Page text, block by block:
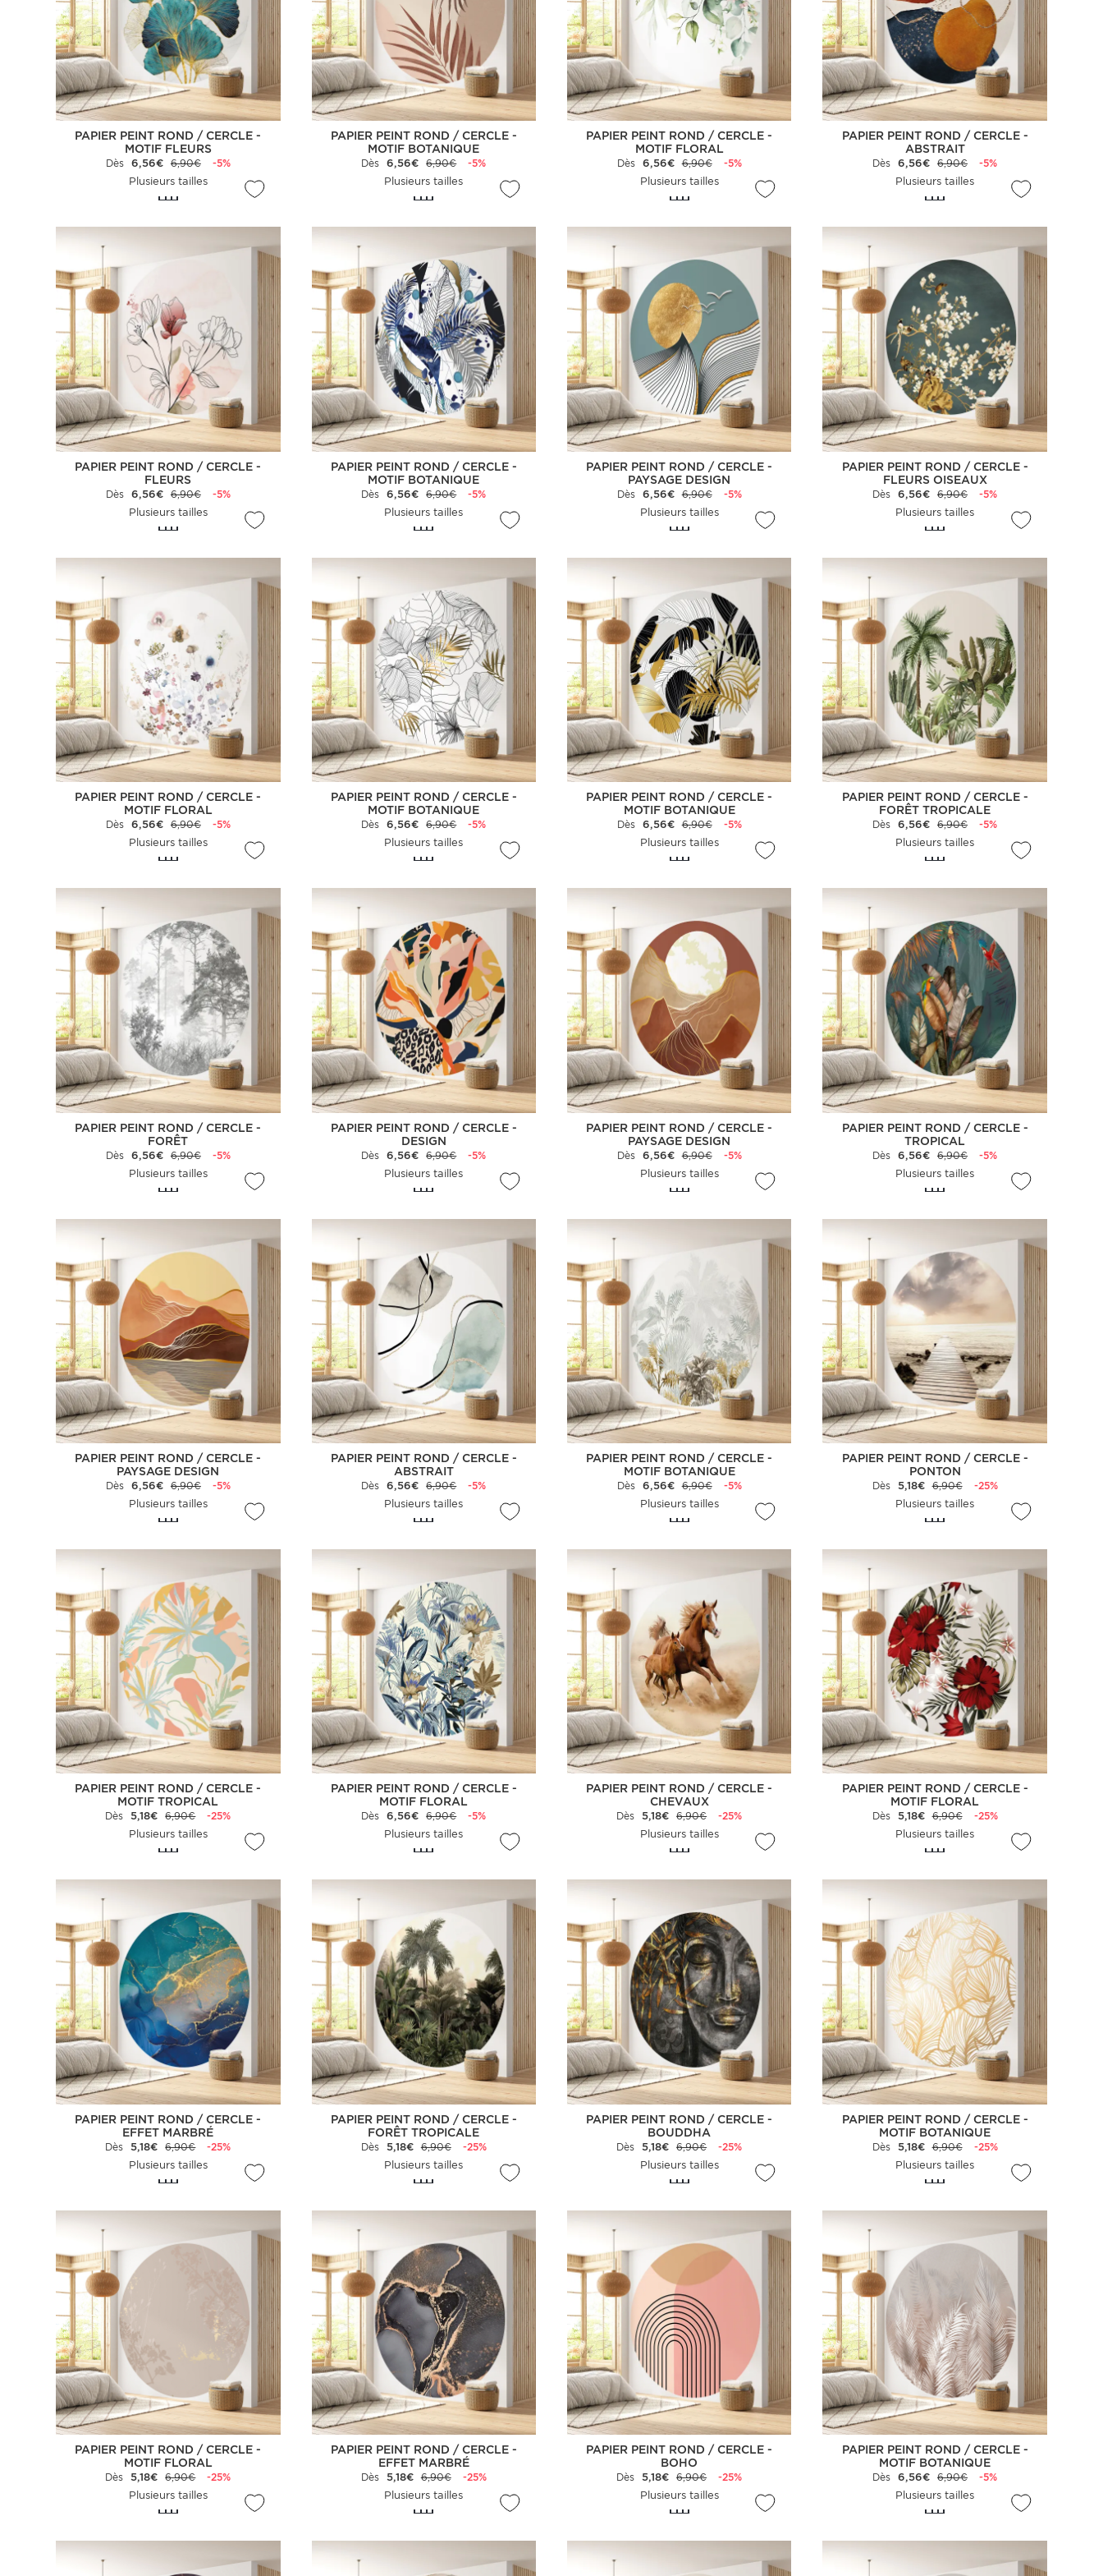
PAPIER PEINT ROND / CERCLE -
MOTIF FLEURS
Dès 6,56€ 6,90€
-5%
Plusieurs tailles
PAPIER PEINT ROND / CERCLE -
MOTIF BOTANIQUE
Dès 6,56€ 6,90€
-5%
Plusieurs tailles
PAPIER PEINT ROND / CERCLE -
MOTIF FLORAL
Dès 6,56€ 6,90€
-5%
Plusieurs tailles
PAPIER PEINT ROND / CERCLE -
ABSTRAIT
Dès 6,56€ 6,90€
-5%
Plusieurs tailles
PAPIER PEINT ROND / CERCLE -
FLEURS
Dès 6,56€ 6,90€
-5%
Plusieurs tailles
PAPIER PEINT ROND / CERCLE -
MOTIF BOTANIQUE
Dès 6,56€ 6,90€
-5%
Plusieurs tailles
PAPIER PEINT ROND / CERCLE -
PAYSAGE DESIGN
Dès 6,56€ 6,90€
-5%
Plusieurs tailles
PAPIER PEINT ROND / CERCLE -
FLEURS OISEAUX
Dès 6,56€ 6,90€
-5%
Plusieurs tailles
PAPIER PEINT ROND / CERCLE -
MOTIF FLORAL
Dès 6,56€ 6,90€
-5%
Plusieurs tailles
PAPIER PEINT ROND / CERCLE -
MOTIF BOTANIQUE
Dès 6,56€ 6,90€
-5%
Plusieurs tailles
PAPIER PEINT ROND / CERCLE -
MOTIF BOTANIQUE
Dès 6,56€ 6,90€
-5%
Plusieurs tailles
PAPIER PEINT ROND / CERCLE -
FORÊT TROPICALE
Dès 6,56€ 6,90€
-5%
Plusieurs tailles
PAPIER PEINT ROND / CERCLE -
FORÊT
Dès 6,56€ 6,90€
-5%
Plusieurs tailles
PAPIER PEINT ROND / CERCLE -
DESIGN
Dès 6,56€ 6,90€
-5%
Plusieurs tailles
PAPIER PEINT ROND / CERCLE -
PAYSAGE DESIGN
Dès 6,56€ 6,90€
-5%
Plusieurs tailles
PAPIER PEINT ROND / CERCLE -
TROPICAL
Dès 6,56€ 6,90€
-5%
Plusieurs tailles
PAPIER PEINT ROND / CERCLE -
PAYSAGE DESIGN
Dès 6,56€ 6,90€
-5%
Plusieurs tailles
PAPIER PEINT ROND / CERCLE -
ABSTRAIT
Dès 6,56€ 6,90€
-5%
Plusieurs tailles
PAPIER PEINT ROND / CERCLE -
MOTIF BOTANIQUE
Dès 6,56€ 6,90€
-5%
Plusieurs tailles
PAPIER PEINT ROND / CERCLE -
PONTON
Dès 5,18€ 6,90€
-25%
Plusieurs tailles
PAPIER PEINT ROND / CERCLE -
MOTIF TROPICAL
Dès 5,18€ 6,90€
-25%
Plusieurs tailles
PAPIER PEINT ROND / CERCLE -
MOTIF FLORAL
Dès 6,56€ 6,90€
-5%
Plusieurs tailles
PAPIER PEINT ROND / CERCLE -
CHEVAUX
Dès 5,18€ 6,90€
-25%
Plusieurs tailles
PAPIER PEINT ROND / CERCLE -
MOTIF FLORAL
Dès 5,18€ 6,90€
-25%
Plusieurs tailles
PAPIER PEINT ROND / CERCLE -
EFFET MARBRÉ
Dès 5,18€ 6,90€
-25%
Plusieurs tailles
PAPIER PEINT ROND / CERCLE -
FORÊT TROPICALE
Dès 5,18€ 6,90€
-25%
Plusieurs tailles
PAPIER PEINT ROND / CERCLE -
BOUDDHA
Dès 5,18€ 6,90€
-25%
Plusieurs tailles
PAPIER PEINT ROND / CERCLE -
MOTIF BOTANIQUE
Dès 5,18€ 6,90€
-25%
Plusieurs tailles
PAPIER PEINT ROND / CERCLE -
MOTIF FLORAL
Dès 5,18€ 6,90€
-25%
Plusieurs tailles
PAPIER PEINT ROND / CERCLE -
EFFET MARBRÉ
Dès 5,18€ 6,90€
-25%
Plusieurs tailles
PAPIER PEINT ROND / CERCLE -
BOHO
Dès 5,18€ 6,90€
-25%
Plusieurs tailles
PAPIER PEINT ROND / CERCLE -
MOTIF BOTANIQUE
Dès 6,56€ 6,90€
-5%
Plusieurs tailles